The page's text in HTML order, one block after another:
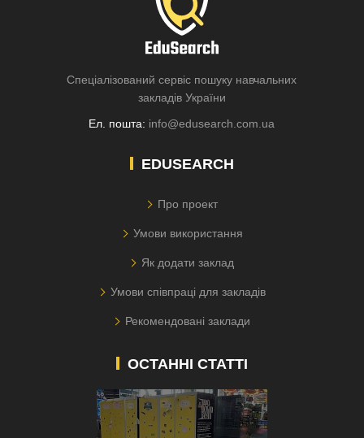
Спеціалізований сервіс пошуку навчальних
закладів України
Ел. пошта: info@edusearch.com.ua
EDUSEARCH
Про проект
Умови використання
Як додати заклад
Умови співпраці для закладів
Рекомендовані заклади
ОСТАННІ СТАТТІ